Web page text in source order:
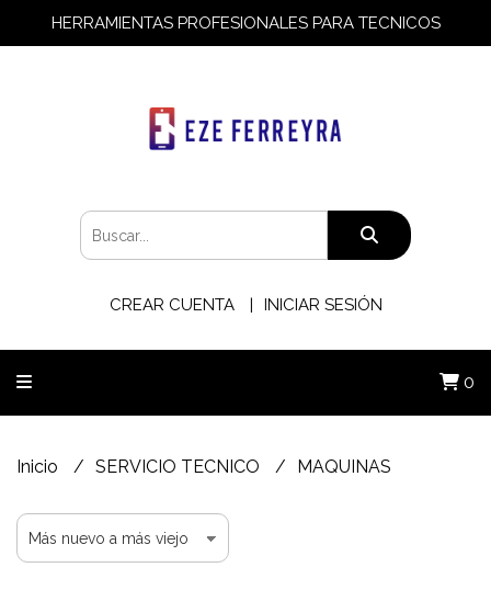
HERRAMIENTAS PROFESIONALES PARA TECNICOS
CREAR CUENTA INICIAR SESIÓN
0
Inicio SERVICIO TECNICO MAQUINAS